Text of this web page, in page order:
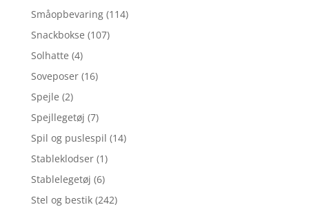
Småopbevaring (114)
Snackbokse (107)
Solhatte (4)
Soveposer (16)
Spejle (2)
Spejllegetøj (7)
Spil og puslespil (14)
Stableklodser (1)
Stablelegetøj (6)
Stel og bestik (242)